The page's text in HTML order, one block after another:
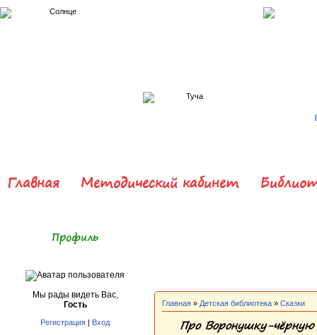
Главная Методический кабинет
Профиль
Мы рады видеть Вас,
Гость
Регистрация | Вход
Главная » Детская библиотека » Сказки
Про Воронушку-